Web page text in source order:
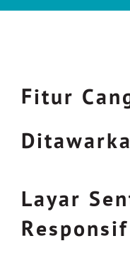
Fitur
Layar
Responsif